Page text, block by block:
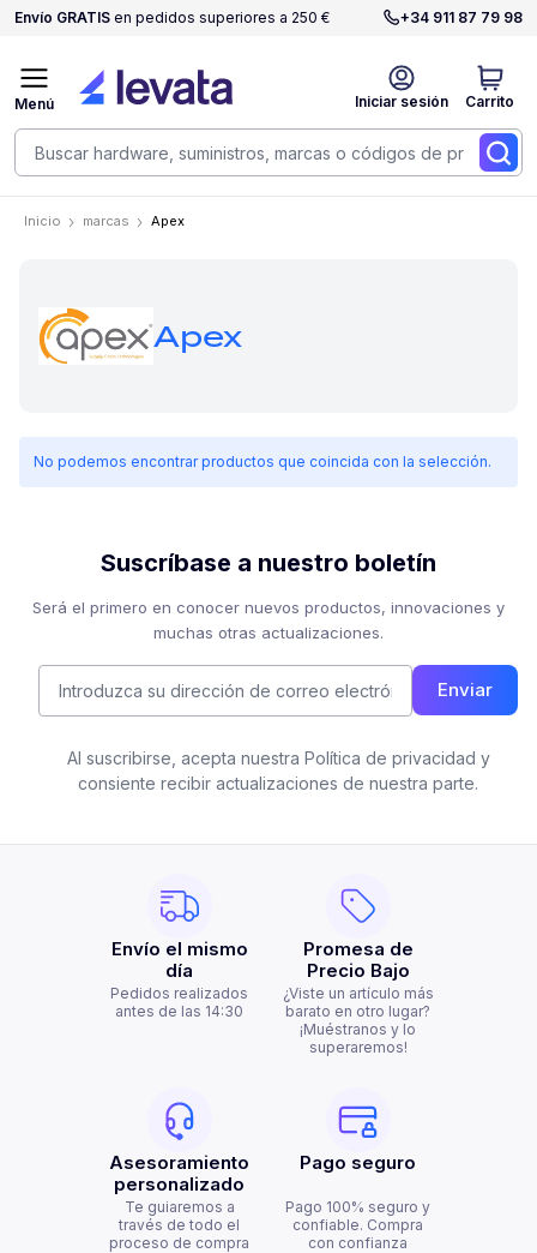
Envío GRATIS en pedidos superiores a 250 € +34 911 87 79 98
Iniciar sesión Carrito
Menú
Inicio marcas Apex
Apex
No podemos encontrar productos que coincida con la selección.
Suscríbase a nuestro boletín
Será el primero en conocer nuevos productos, innovaciones y
muchas otras actualizaciones.
Enviar
Al suscribirse, acepta nuestra Política de privacidad y
consiente recibir actualizaciones de nuestra parte.
Envío el mismo
día
Pedidos realizados
antes de las 14:30
Promesa de
Precio Bajo
¿Viste un artículo más
barato en otro lugar?
¡Muéstranos y lo
superaremos!
Asesoramiento
personalizado
Te guiaremos a
través de todo el
proceso de compra
Pago seguro
Pago 100% seguro y
confiable. Compra
con confianza